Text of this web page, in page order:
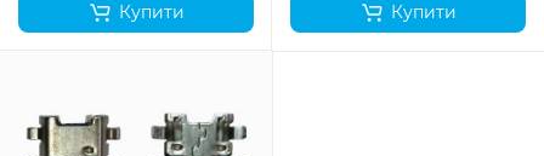
Купити Купити